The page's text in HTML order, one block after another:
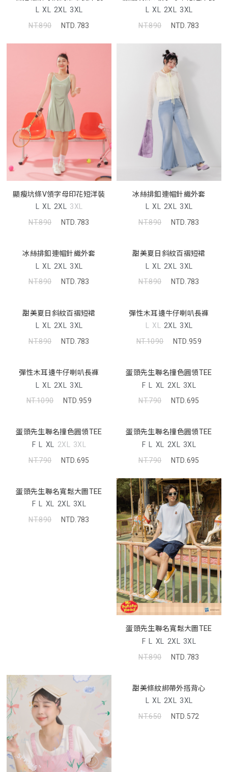
L XL 2XL 3XL
NT.890
NTD.783
L XL 2XL 3XL
NT.890
NTD.783
顯瘦坑條V領字母印花短洋裝
L XL 2XL 3XL
NT.890
NTD.783
冰絲排釦連帽針織外套
L XL 2XL 3XL
NT.890
NTD.783
冰絲排釦連帽針織外套
L XL 2XL 3XL
NT.890
NTD.783
甜美夏日斜紋百褶短裙
L XL 2XL 3XL
NT.890
NTD.783
甜美夏日斜紋百褶短裙
L XL 2XL 3XL
NT.890
NTD.783
彈性木耳邊牛仔喇叭長褲
L XL 2XL 3XL
NT.1090
NTD.959
彈性木耳邊牛仔喇叭長褲
L XL 2XL 3XL
NT.1090
NTD.959
蛋頭先生聯名撞色圓領TEE
F L XL 2XL 3XL
NT.790
NTD.695
蛋頭先生聯名撞色圓領TEE
F L XL 2XL 3XL
NT.790
NTD.695
蛋頭先生聯名撞色圓領TEE
F L XL 2XL 3XL
NT.790
NTD.695
蛋頭先生聯名寬鬆大圖TEE
F L XL 2XL 3XL
NT.890
NTD.783
蛋頭先生聯名寬鬆大圖TEE
F L XL 2XL 3XL
NT.890
NTD.783
甜美條紋綁帶外搭背心
L XL 2XL 3XL
NT.650
NTD.572